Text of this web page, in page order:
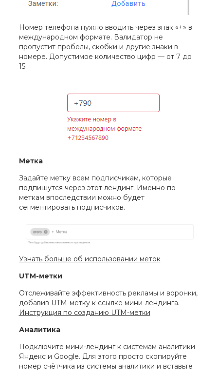
Номер телефона нужно вводить через знак «+» в
международном формате. Валидатор не
пропустит пробелы, скобки и другие знаки в
номере. Допустимое количество цифр — от 7 до
15.
Метка
Задайте метку всем подписчикам, которые
подпишутся через этот лендинг. Именно по
меткам впоследствии можно будет
сегментировать подписчиков.
Узнать больше об использовании меток
UTM-метки
Отслеживайте эффективность рекламы и воронки,
добавив UTM-метку к ссылке мини-лендинга.
Инструкция по созданию UTM-метки
Аналитика
Подключите мини-лендинг к системам аналитики
Яндекс и Google. Для этого просто скопируйте
номер счётчика из системы аналитики и вставьте